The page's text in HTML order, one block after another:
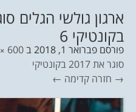
בקונטיקי 6
פורסם פברואר 1, 2018 ב600 × 400
סוגר את 2017 בקונטיקי
→ חזרה קדימה ←